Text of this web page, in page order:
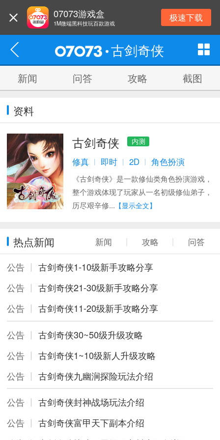
07073游戏盒
1M微端黑科技玩百款游戏 极速下载
古剑奇侠
新闻 问答 攻略 截图
资料
古剑奇侠 内测
修真 丨 即时 丨 2D 丨 角色扮演
《古剑奇侠》是一款修仙类角色扮演游戏，
整个游戏体现了玩家从一名初级修仙弟子，
历尽艰辛修... 【显示全文】
热点新闻 新闻 丨 攻略 丨 问答
公告 丨 古剑奇侠1-10级新手攻略分享
公告 丨 古剑奇侠21-30级新手攻略分享
公告 丨 古剑奇侠11-20级新手攻略分享
公告 丨 古剑奇侠30~50级升级攻略
公告 丨 古剑奇侠1~10级新人升级攻略
公告 丨 古剑奇侠九幽涧探险玩法介绍
公告 丨 古剑奇侠封神战场玩法介绍
公告 丨 古剑奇侠富甲天下副本介绍